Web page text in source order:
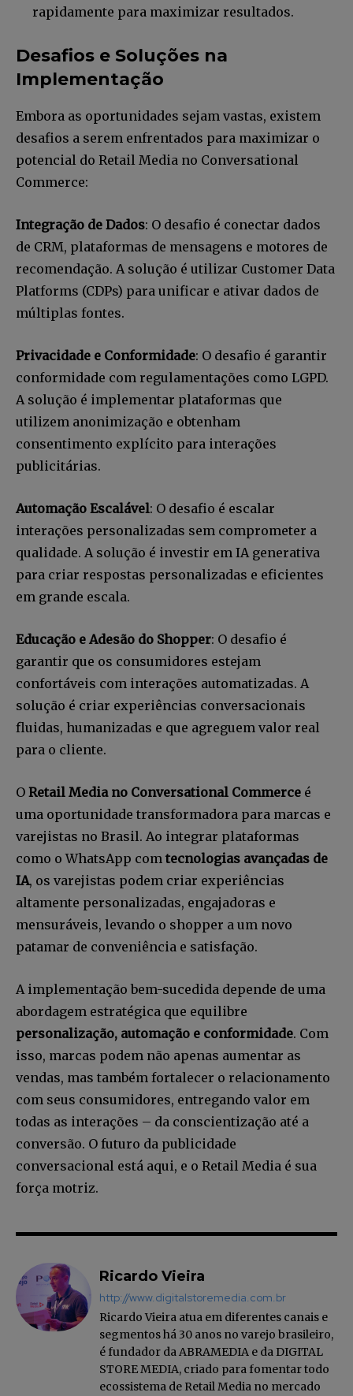
12,345
Fãs
5,678
Seguidores
rapidamente para maximizar resultados.
Desafios e Soluções na
Implementação
Embora as oportunidades sejam vastas, existem
desafios a serem enfrentados para maximizar o
potencial do Retail Media no Conversational
Commerce:
Integração de Dados: O desafio é conectar dados
de CRM, plataformas de mensagens e motores de
recomendação. A solução é utilizar Customer Data
Platforms (CDPs) para unificar e ativar dados de
múltiplas fontes.
Privacidade e Conformidade: O desafio é garantir
conformidade com regulamentações como LGPD.
A solução é implementar plataformas que
utilizem anonimização e obtenham
consentimento explícito para interações
publicitárias.
Automação Escalável: O desafio é escalar
interações personalizadas sem comprometer a
qualidade. A solução é investir em IA generativa
para criar respostas personalizadas e eficientes
em grande escala.
Educação e Adesão do Shopper: O desafio é
garantir que os consumidores estejam
confortáveis com interações automatizadas. A
solução é criar experiências conversacionais
fluidas, humanizadas e que agreguem valor real
para o cliente.
O Retail Media no Conversational Commerce é
uma oportunidade transformadora para marcas e
varejistas no Brasil. Ao integrar plataformas
como o WhatsApp com tecnologias avançadas de
IA, os varejistas podem criar experiências
altamente personalizadas, engajadoras e
mensuráveis, levando o shopper a um novo
patamar de conveniência e satisfação.
A implementação bem-sucedida depende de uma
abordagem estratégica que equilibre
personalização, automação e conformidade. Com
isso, marcas podem não apenas aumentar as
vendas, mas também fortalecer o relacionamento
com seus consumidores, entregando valor em
todas as interações – da conscientização até a
conversão. O futuro da publicidade
conversacional está aqui, e o Retail Media é sua
força motriz.
Ricardo Vieira
http://www.digitalstoremedia.com.br
Ricardo Vieira atua em diferentes canais e
segmentos há 30 anos no varejo brasileiro,
é fundador da ABRAMEDIA e da DIGITAL
STORE MEDIA, criado para fomentar todo
ecossistema de Retail Media no mercado